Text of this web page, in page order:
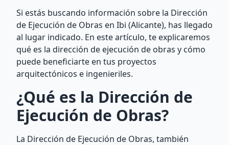
Si estás buscando información sobre la Dirección
de Ejecución de Obras en Ibi (Alicante), has llegado
al lugar indicado. En este artículo, te explicaremos
qué es la dirección de ejecución de obras y cómo
puede beneficiarte en tus proyectos
arquitectónicos e ingenieriles.
¿Qué es la Dirección de
Ejecución de Obras?
La Dirección de Ejecución de Obras, también